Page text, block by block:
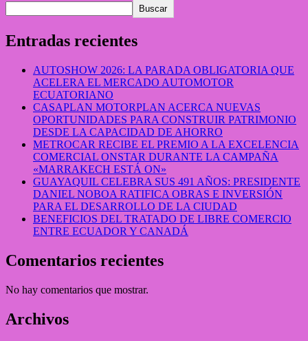
Buscar
Entradas recientes
AUTOSHOW 2026: LA PARADA OBLIGATORIA QUE
ACELERA EL MERCADO AUTOMOTOR
ECUATORIANO
CASAPLAN MOTORPLAN ACERCA NUEVAS
OPORTUNIDADES PARA CONSTRUIR PATRIMONIO
DESDE LA CAPACIDAD DE AHORRO
METROCAR RECIBE EL PREMIO A LA EXCELENCIA
COMERCIAL ONSTAR DURANTE LA CAMPAÑA
«MARRAKECH ESTÁ ON»
GUAYAQUIL CELEBRA SUS 491 AÑOS: PRESIDENTE
DANIEL NOBOA RATIFICA OBRAS E INVERSIÓN
PARA EL DESARROLLO DE LA CIUDAD
BENEFICIOS DEL TRATADO DE LIBRE COMERCIO
ENTRE ECUADOR Y CANADÁ
Comentarios recientes
No hay comentarios que mostrar.
Archivos